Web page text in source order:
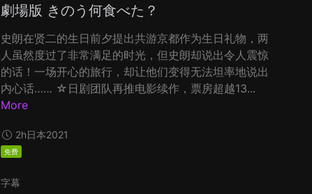
劇場版 きのう何食べた？
史朗在贤二的生日前夕提出共游京都作为生日礼物，两
人虽然度过了非常满足的时光，但史朗却说出令人震惊
的话！一场开心的旅行，却让他们变得无法坦率地说出
内心话…… ☆日剧团队再推电影续作，票房超越13...
More
2h日本2021
免费
字幕